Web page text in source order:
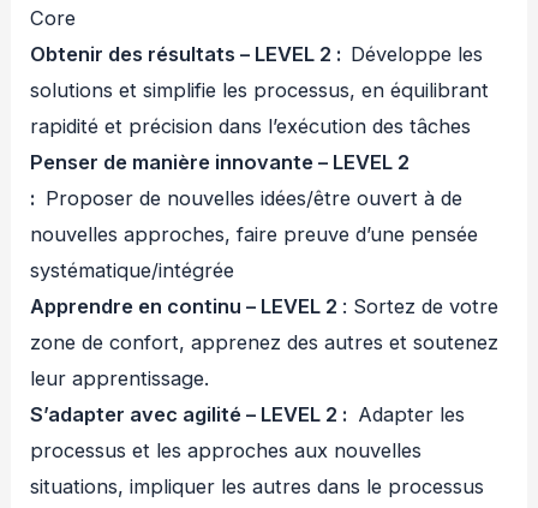
Core
Obtenir des résultats – LEVEL 2 : Développe les
solutions et simplifie les processus, en équilibrant
rapidité et précision dans l’exécution des tâches
Penser de manière innovante – LEVEL 2
: Proposer de nouvelles idées/être ouvert à de
nouvelles approches, faire preuve d’une pensée
systématique/intégrée
Apprendre en continu – LEVEL 2 : Sortez de votre
zone de confort, apprenez des autres et soutenez
leur apprentissage.
S’adapter avec agilité – LEVEL 2 : Adapter les
processus et les approches aux nouvelles
situations, impliquer les autres dans le processus